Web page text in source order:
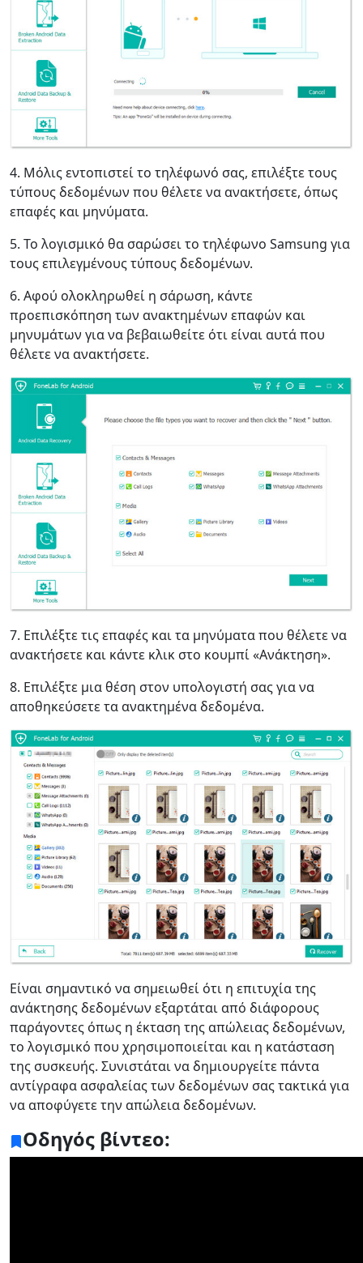
4. Μόλις εντοπιστεί το τηλέφωνό σας, επιλέξτε τους
τύπους δεδομένων που θέλετε να ανακτήσετε, όπως
επαφές και μηνύματα.
5. Το λογισμικό θα σαρώσει το τηλέφωνο Samsung για
τους επιλεγμένους τύπους δεδομένων.
6. Αφού ολοκληρωθεί η σάρωση, κάντε
προεπισκόπηση των ανακτημένων επαφών και
μηνυμάτων για να βεβαιωθείτε ότι είναι αυτά που
θέλετε να ανακτήσετε.
7. Επιλέξτε τις επαφές και τα μηνύματα που θέλετε να
ανακτήσετε και κάντε κλικ στο κουμπί «Ανάκτηση».
8. Επιλέξτε μια θέση στον υπολογιστή σας για να
αποθηκεύσετε τα ανακτημένα δεδομένα.
Είναι σημαντικό να σημειωθεί ότι η επιτυχία της
ανάκτησης δεδομένων εξαρτάται από διάφορους
παράγοντες όπως η έκταση της απώλειας δεδομένων,
το λογισμικό που χρησιμοποιείται και η κατάσταση
της συσκευής. Συνιστάται να δημιουργείτε πάντα
αντίγραφα ασφαλείας των δεδομένων σας τακτικά για
να αποφύγετε την απώλεια δεδομένων.
Οδηγός βίντεο:
Language Switch
English Nederlands
Tiếng Việt
日本
Norsk
Suomalainen
Svenska
Dansk
русский
हिंदी
Bahasa Melayu
ไทย
Română
Polskie
қазақ
Gaeilge